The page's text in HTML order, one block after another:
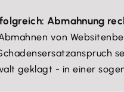
Abmahnung
von
geklagt - in einer